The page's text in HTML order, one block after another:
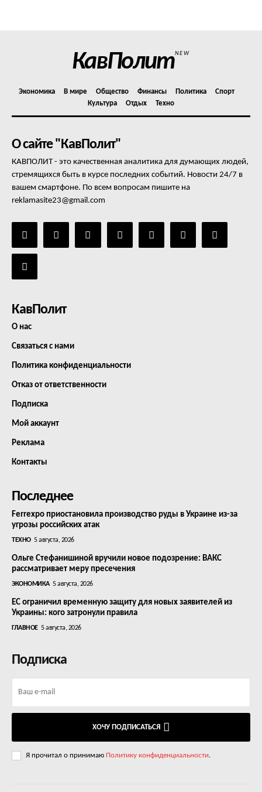
Контакты
КавПолитNEW
Экономика В мире Общество Финансы Политика
Спорт
Культура
Отдых Техно
О сайте "КавПолит"
КАВПОЛИТ - это качественная аналитика для думающих людей,
стремящихся быть в курсе последних событий. Новости 24/7 в
вашем смартфоне. По всем вопросам пишите на
reklamasite23@gmail.com
КавПолит
О нас
Связаться с нами
Политика конфиденциальности
Отказ от ответственности
Подписка
Мой аккаунт
Реклама
Контакты
Последнее
Ferrexpo приостановила производство руды в Украине из-за
угрозы российских атак
ТЕХНО 5 августа, 2026
Ольге Стефанишиной вручили новое подозрение: ВАКС
рассматривает меру пресечения
ЭКОНОМИКА 5 августа, 2026
ЕС ограничил временную защиту для новых заявителей из
Украины: кого затронули правила
ГЛАВНОЕ 5 августа, 2026
Подписка
ХОЧУ ПОДПИСАТЬСЯ
Я прочитал о принимаю Политику конфиденциальности.